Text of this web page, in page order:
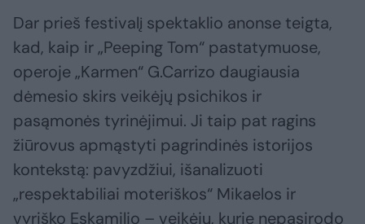
Dar prieš festivalį spektaklio anonse teigta,
kad, kaip ir „Peeping Tom“ pastatymuose,
operoje „Karmen“ G.Carrizo daugiausia
dėmesio skirs veikėjų psichikos ir
pasąmonės tyrinėjimui. Ji taip pat ragins
žiūrovus apmąstyti pagrindinės istorijos
kontekstą: pavyzdžiui, išanalizuoti
„respektabiliai moteriškos“ Mikaelos ir
vyriško Eskamiljo – veikėjų, kurie nepasirodo